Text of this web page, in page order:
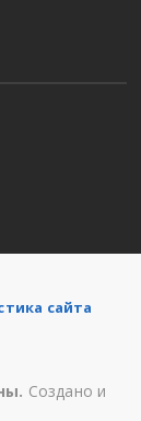
сайта
Создано и